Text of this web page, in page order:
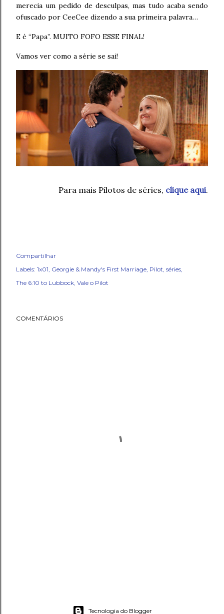
merecia um pedido de desculpas, mas tudo acaba sendo
ofuscado por CeeCee dizendo a sua primeira palavra…
E é “Papa”. MUITO FOFO ESSE FINAL!
Vamos ver como a série se sai!
Para mais Pilotos de séries, clique aqui.
Compartilhar
Labels: 1x01 Georgie & Mandy's First Marriage Pilot séries
The 6:10 to Lubbock Vale o Pilot
COMENTÁRIOS
Tecnologia do Blogger